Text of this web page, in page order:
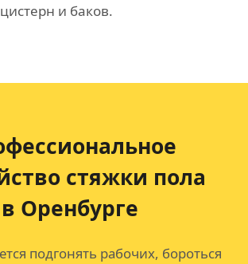
и баков.
стяжки пола
в Оренбурге
подгонять рабочих, бороться